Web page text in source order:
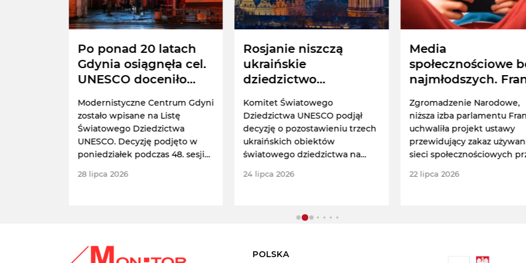
Po ponad 20 latach
Gdynia osiągnęła cel.
UNESCO doceniło
Modernistyczne Centrum Gdyni
zostało wpisane na Listę
Światowego Dziedzictwa
UNESCO. Decyzję podjęto w
poniedziałek podczas 48. sesji
południowokoreańskim
28 lipca 2026
Rosjanie niszczą
ukraińskie
dziedzictwo
kulturowe. UNESCO
alarmuje
Komitet Światowego
Dziedzictwa UNESCO podjął
decyzję o pozostawieniu trzech
ukraińskich obiektów
światowego dziedzictwa na
24 lipca 2026
Media
społecznościowe
najmłodszych.
Zgromadzenie Narodowe,
niższa izba parlamentu
uchwaliła projekt ustawy
przewidujący zakaz
sieci społecznościowych
22 lipca 2026
POLSKA